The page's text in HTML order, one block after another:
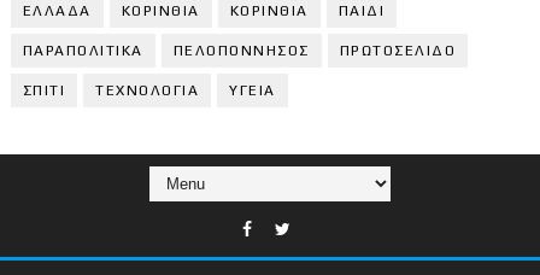
ΕΛΛΑΔΑ ΚΟΡΙΝΘΙΑ ΚΟΡΙΝΘΙA ΠΑΙΔΙ
ΠΑΡΑΠΟΛΙΤΙΚΑ ΠΕΛΟΠΟΝΝΗΣΟΣ ΠΡΩΤΟΣΕΛΙΔΟ
ΣΠΙΤΙ ΤΕΧΝΟΛΟΓΙΑ ΥΓΕΙΑ